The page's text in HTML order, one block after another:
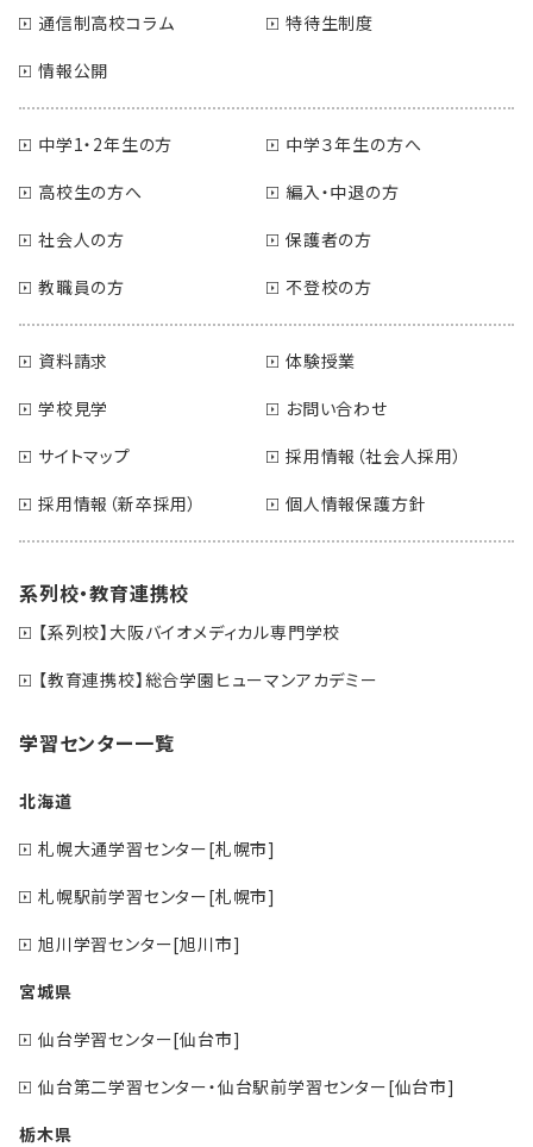
通信制高校コラム
特待生制度
情報公開
中学1・2年生の方
中学３年生の方へ
高校生の方へ
編入・中退の方
社会人の方
保護者の方
教職員の方
不登校の方
資料請求
体験授業
学校見学
お問い合わせ
サイトマップ
採用情報（社会人採用）
採用情報（新卒採用）
個人情報保護方針
系列校・教育連携校
【系列校】大阪バイオメディカル専門学校
【教育連携校】総合学園ヒューマンアカデミー
学習センター一覧
北海道
札幌大通学習センター[札幌市]
札幌駅前学習センター[札幌市]
旭川学習センター[旭川市]
宮城県
仙台学習センター[仙台市]
仙台第二学習センター・仙台駅前学習センター[仙台市]
栃木県